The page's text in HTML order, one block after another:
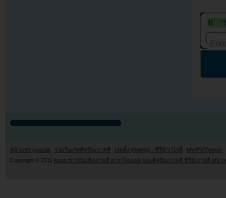
หน้าแรก youzab รวมวันเกิดศิลปินเกาหลี เรตติ้ง (Rating) : ซีรี่ย์/วาไรตี้
MV/PV/Teaser
Copyright © 2011 Kpop ข่าวบันเทิงเกาหลี ดาราไอดอล และศิลปินเกาหลี ซีรี่ย์เกาหลี MV